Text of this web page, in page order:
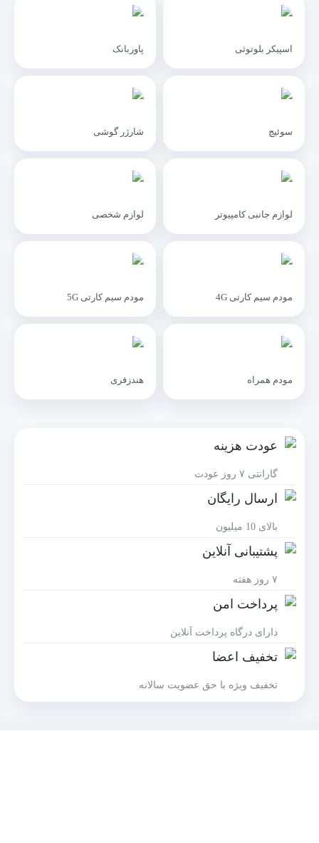
اسپیکر بلوتوثی پاوربانک
سوئیچ شارژر گوشی
لوازم جانبی کامپیوتر لوازم شخصی
مودم سیم کارتی 4G مودم سیم کارتی 5G
مودم همراه هندزفری
عودت هزینه
گارانتی ۷ روز عودت
ارسال رایگان
بالای 10 میلیون
پشتیبانی آنلاین
۷ روز هفته
پرداخت امن
دارای درگاه پرداخت آنلاین
تخفیف اعضا
تخفیف ویژه با حق عضویت سالانه